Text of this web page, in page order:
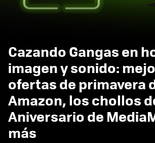
Cazando Gangas en
imagen y sonido:
ofertas de primavera
Amazon, los chollos
Aniversario de
más